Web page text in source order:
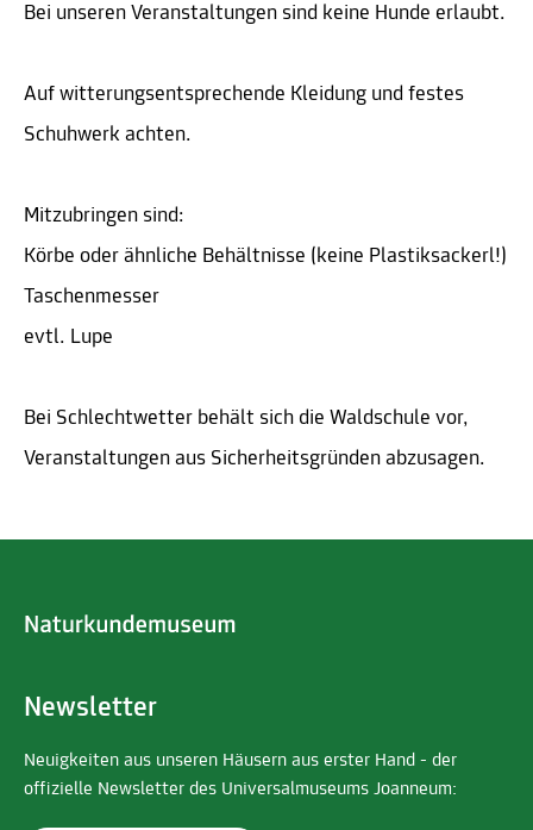
Bei unseren Veranstaltungen sind keine Hunde erlaubt.
Auf witterungsentsprechende Kleidung und festes
Schuhwerk achten.
Mitzubringen sind:
Körbe oder ähnliche Behältnisse (keine Plastiksackerl!)
Taschenmesser
evtl. Lupe
Bei Schlechtwetter behält sich die Waldschule vor,
Veranstaltungen aus Sicherheitsgründen abzusagen.
Newsletter
Neuigkeiten aus unseren Häusern aus erster Hand - der
offizielle Newsletter des Universalmuseums Joanneum: